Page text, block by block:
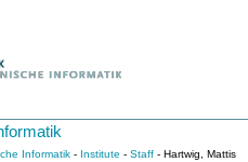
Informatik - Institute - Staff - Hartwig, Mattis